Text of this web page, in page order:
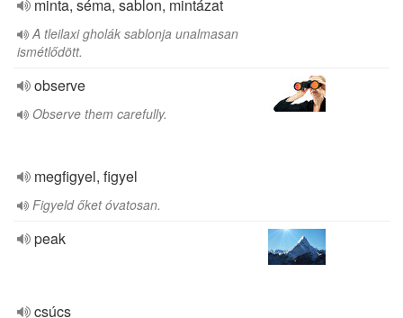
minta, séma, sablon, mintázat
A tleilaxi gholák sablonja unalmasan
ismétlődött.
observe
Observe them carefully.
megfigyel, figyel
Figyeld őket óvatosan.
peak
csúcs